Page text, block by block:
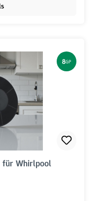
8GP
für Whirlpool